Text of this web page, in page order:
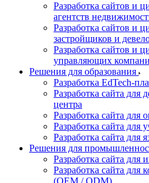
Разработка сайтов и
агентств
Разработка сайтов и
застройщиков и
Разработка сайтов и
управляющих
Решения для образования
Разработка EdTech-
Разработка сайта для
центра
Разработка сайта
Разработка сайта
Разработка сайта для
Решения для
Разработка сайта
Разработка сайта для
(OEM / ODM)